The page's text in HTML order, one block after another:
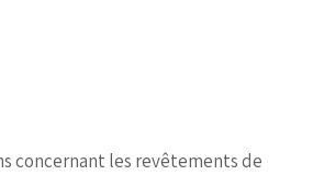
concernant les revêtements de